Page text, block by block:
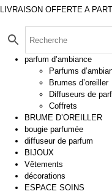
Aller
contenu
LIVRAISON OFFERTE A
parfum d’ambiance
Parfums
Brumes d’oreiller
Diffuseurs de
Coffrets
BRUME D’OREILLER
bougie parfumée
diffuseur de parfum
BIJOUX
Vêtements
décorations
ESPACE SOINS